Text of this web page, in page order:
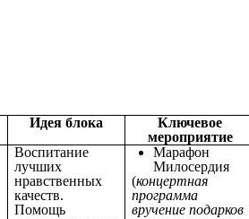
Идея блока
Ключевое
мероприятие
Воспитание
лучших
нравственных
качеств.
Помощь
Марафон
Милосердия
(концертная
программа
вручение подарков